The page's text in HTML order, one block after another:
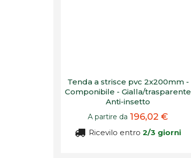
Tenda a strisce pvc 2x200mm -
Componibile - Gialla/trasparente
Anti-insetto
A partire da 196,02 €
Ricevilo entro2/3 giorni